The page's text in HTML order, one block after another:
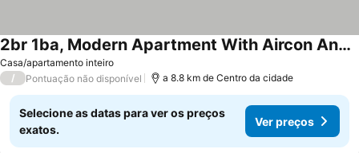
Casa/apartamento inteiro
2br 1ba, Modern Apartment With Aircon And Separate Pool House Access
Ver preços
/ Pontuação não disponível a 8.8 km de Centro da cidade
Selecione as datas para ver os preços
exatos.
Ver preços